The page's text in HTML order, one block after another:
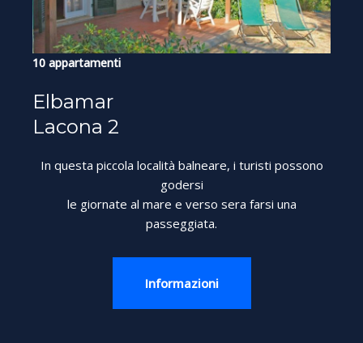
10 appartamenti
Elbamar
Lacona 2
In questa piccola località balneare, i turisti possono
godersi
le giornate al mare e verso sera farsi una
passeggiata.
Informazioni